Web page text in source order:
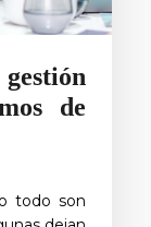
de
todo son